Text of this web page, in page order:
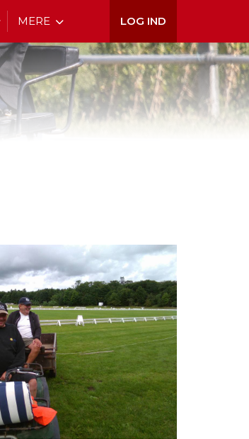
MERE LOG IND